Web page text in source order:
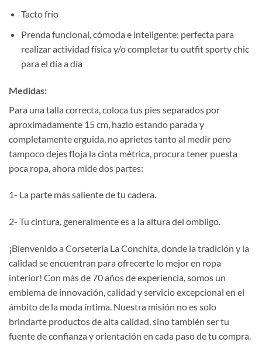
Tacto frío
Prenda funcional, cómoda e inteligente; perfecta para
realizar actividad física y/o completar tu outfit sporty chic
para el día a día
Medidas:
Para una talla correcta, coloca tus pies separados por
aproximadamente 15 cm, hazlo estando parada y
completamente erguida, no aprietes tanto al medir pero
tampoco dejes floja la cinta métrica, procura tener puesta
poca ropa, ahora mide dos partes:
1- La parte más saliente de tu cadera.
2- Tu cintura, generalmente es a la altura del ombligo.
¡Bienvenido a Corsetería La Conchita, donde la tradición y la
calidad se encuentran para ofrecerte lo mejor en ropa
interior! Con más de 70 años de experiencia, somos un
emblema de innovación, calidad y servicio excepcional en el
ámbito de la moda íntima. Nuestra misión no es solo
brindarte productos de alta calidad, sino también ser tu
fuente de confianza y orientación en cada paso de tu compra.